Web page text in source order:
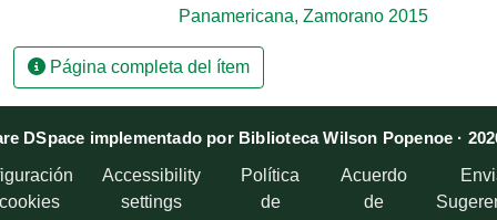
Panamericana, Zamorano 2015
Página completa del ítem
DSpace implementado por Biblioteca Wilson Popenoe ·
Accessibility
settings
Política
de
Acuerdo
de